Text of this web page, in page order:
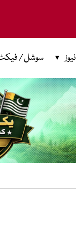
نیوز سوشل /